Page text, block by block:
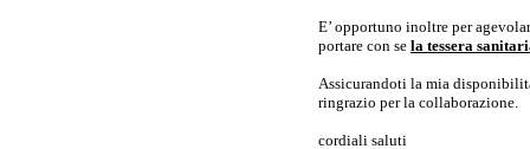
E’ opportuno inoltre per
portare con se la tessera
Assicurandoti la mia
ringrazio per la collaborazione.
cordiali saluti